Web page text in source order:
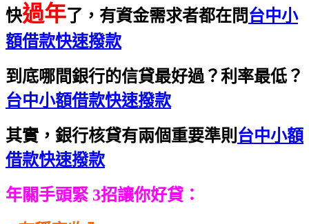
快過年了，有資金需求者都在問台中小
額借款快速撥款
到底哪間銀行的信貸最好過？利率最低？
台中小額借款快速撥款
其實，銀行核貸有兩個重要準則 台中小額
借款快速撥款
年關手頭緊 3招讓你好貸：